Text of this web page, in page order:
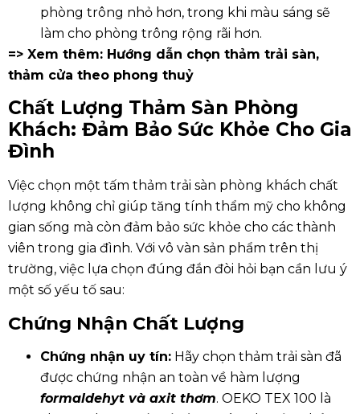
phòng trông nhỏ hơn, trong khi màu sáng sẽ
làm cho phòng trông rộng rãi hơn.
=> Xem thêm: Hướng dẫn chọn thảm trải sàn,
thảm cửa theo phong thuỷ
Chất Lượng Thảm Sàn Phòng
Khách: Đảm Bảo Sức Khỏe Cho Gia
Đình
Việc chọn một tấm thảm trải sàn phòng khách chất
lượng không chỉ giúp tăng tính thẩm mỹ cho không
gian sống mà còn đảm bảo sức khỏe cho các thành
viên trong gia đình. Với vô vàn sản phẩm trên thị
trường, việc lựa chọn đúng đắn đòi hỏi bạn cần lưu ý
một số yếu tố sau:
Chứng Nhận Chất Lượng
Chứng nhận uy tín: Hãy chọn thảm trải sàn đã
được chứng nhận an toàn về hàm lượng
formaldehyt và axit thơm. OEKO TEX 100 là